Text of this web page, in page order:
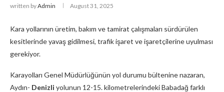
written byAdmin August 31, 2025
Kara yollarının üretim, bakım ve tamirat çalışmaları sürdürülen
kesitlerinde yavaş gidilmesi, trafik işaret ve işaretçilerine uyulması
gerekiyor.
Karayolları Genel Müdürlüğünün yol durumu bültenine nazaran,
Aydın- Denizli yolunun 12-15. kilometrelerindeki Babadağ farklı